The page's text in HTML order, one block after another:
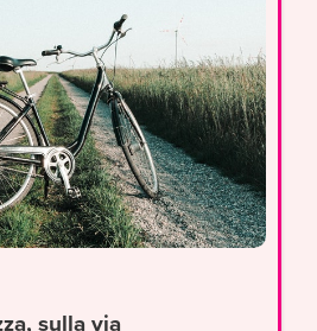
sulla via